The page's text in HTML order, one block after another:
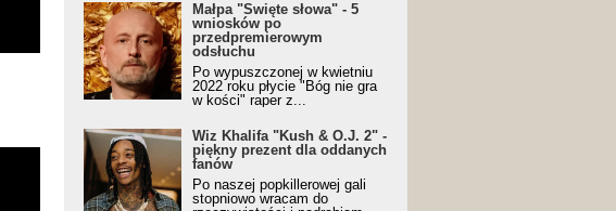
Małpa "Święte słowa" - 5
wniosków po
przedpremierowym
odsłuchu
Po wypuszczonej w kwietniu
2022 roku płycie "Bóg nie gra
w kości" raper z...
Wiz Khalifa "Kush & O.J. 2" -
piękny prezent dla oddanych
fanów
Po naszej popkillerowej gali
stopniowo wracam do